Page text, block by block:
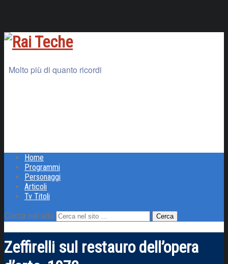
Molto più di quanto ricordi
Home
Programmi
Personaggi
Articoli
Tv Titoli
Cerca nel sito
Zeffirelli sul restauro dell’opera